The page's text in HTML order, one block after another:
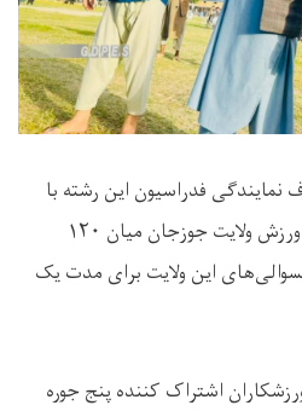
فدراسیون این رشته با
همکاری آمریت تربیت بدنی و ورزش ولایت جوزجان میان ۱۲۰
این ولایت برای مدت یک
اشتراک کننده پنج جوره